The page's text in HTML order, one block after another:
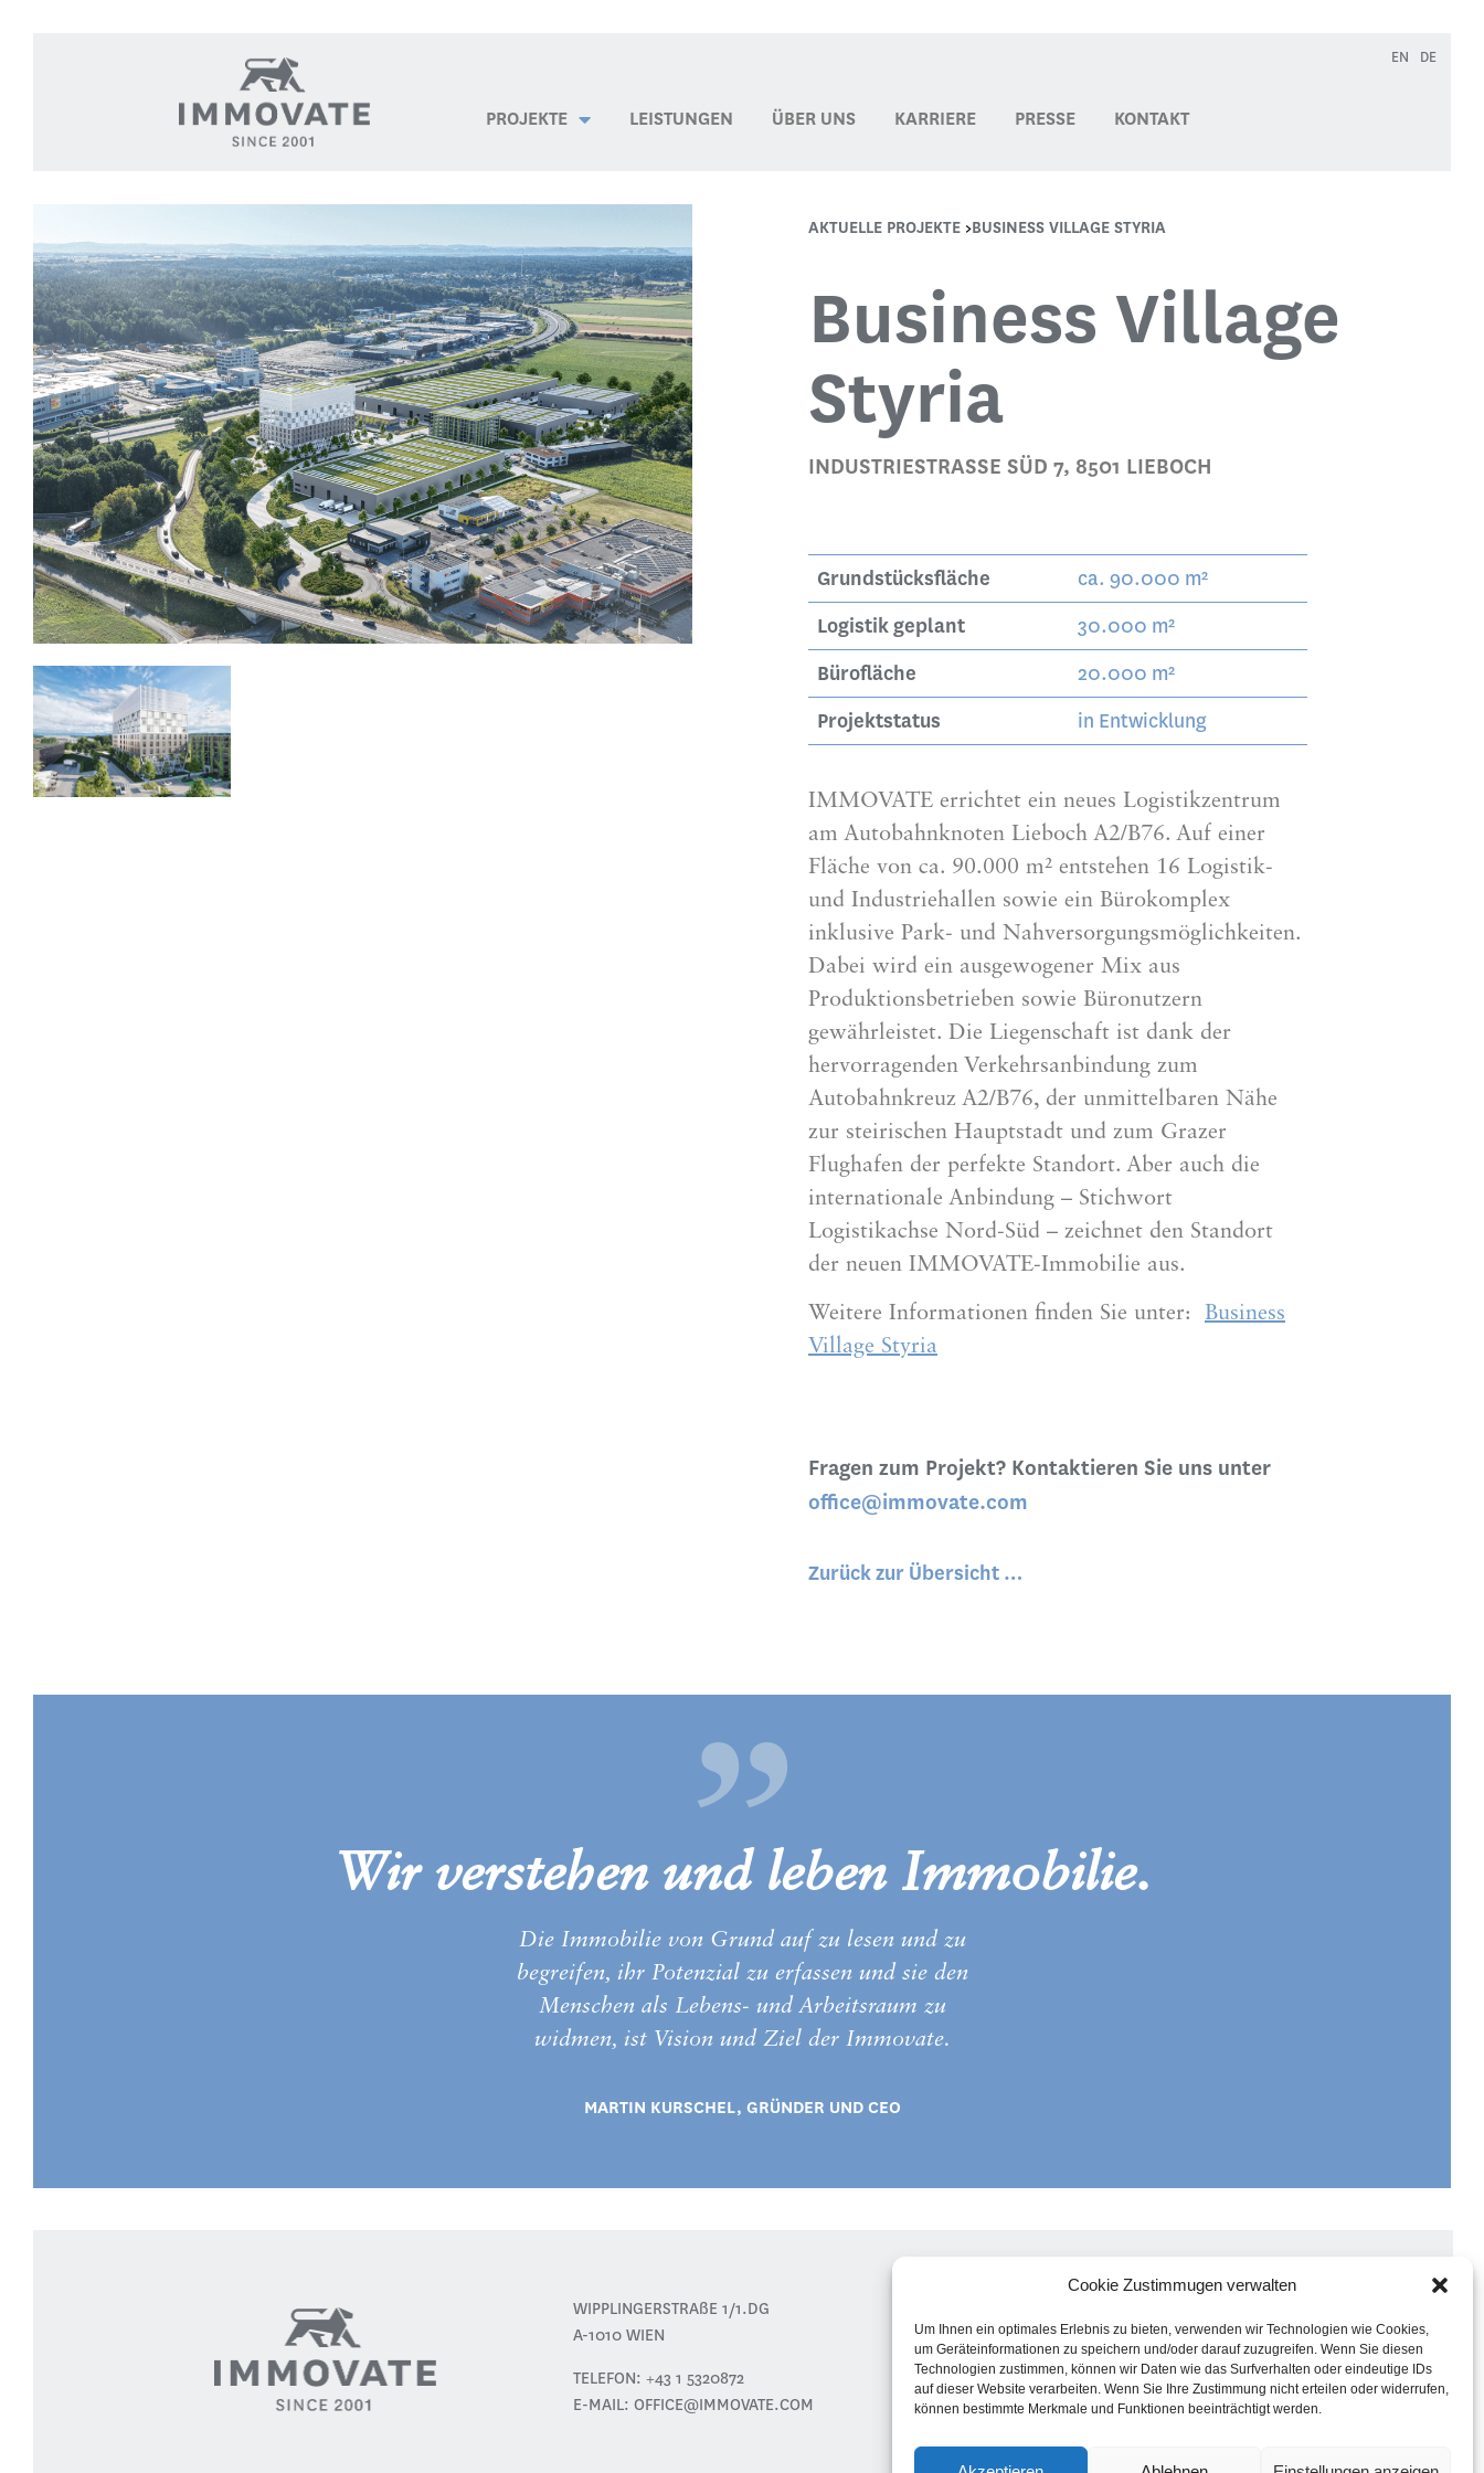
Cookie Zustimmugen verwalten
Um Ihnen ein optimales Erlebnis zu bieten, verwenden wir Technologien wie Cookies,
um Geräteinformationen zu speichern und/oder darauf zuzugreifen. Wenn Sie diesen
Technologien zustimmen, können wir Daten wie das Surfverhalten oder eindeutige IDs
auf dieser Website verarbeiten. Wenn Sie Ihre Zustimmung nicht erteilen oder widerrufen,
können bestimmte Merkmale und Funktionen beeinträchtigt werden.
EN DE
PROJEKTE LEISTUNGEN ÜBER UNS KARRIERE PRESSE KONTAKT
AKTUELLE PROJEKTE >BUSINESS VILLAGE STYRIA
Business Village
Styria
INDUSTRIESTRASSE SÜD 7, 8501 LIEBOCH
Grundstücksfläche
ca. 90.000 m²
Logistik geplant
30.000 m²
Bürofläche
20.000 m²
Projektstatus
in Entwicklung
IMMOVATE errichtet ein neues Logistikzentrum
am Autobahnknoten Lieboch A2/B76. Auf einer
Fläche von ca. 90.000 m² entstehen 16 Logistik-
und Industriehallen sowie ein Bürokomplex
inklusive Park- und Nahversorgungsmöglichkeiten.
Dabei wird ein ausgewogener Mix aus
Produktionsbetrieben sowie Büronutzern
gewährleistet. Die Liegenschaft ist dank der
hervorragenden Verkehrsanbindung zum
Autobahnkreuz A2/B76, der unmittelbaren Nähe
zur steirischen Hauptstadt und zum Grazer
Flughafen der perfekte Standort. Aber auch die
internationale Anbindung – Stichwort
Logistikachse Nord-Süd – zeichnet den Standort
der neuen IMMOVATE-Immobilie aus.
Weitere Informationen finden Sie unter: Business
Village Styria
Fragen zum Projekt? Kontaktieren Sie uns unter
office@immovate.com
Zurück zur Übersicht …
„
Wir verstehen und leben Immobilie.
Die Immobilie von Grund auf zu lesen und zu
begreifen, ihr Potenzial zu erfassen und sie den
Menschen als Lebens- und Arbeitsraum zu
widmen, ist Vision und Ziel der Immovate.
MARTIN KURSCHEL, GRÜNDER UND CEO
WIPPLINGERSTRAßE 1/1.DG
A-1010 WIEN
TELEFON:+43 1 5320872
E-MAIL:OFFICE@IMMOVATE.COM
LEISTUNGEN
ÜBER UNS
PRESSE
KONTAKT